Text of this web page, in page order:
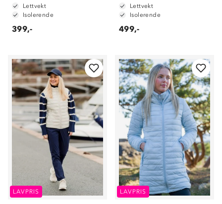
Lettvekt
Isolerende
399,-
Lettvekt
Isolerende
499,-
LAVPRIS LAVPRIS